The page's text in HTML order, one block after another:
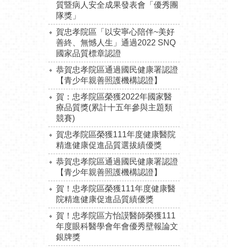
質暨病人安全成果發表會「優秀團
隊獎」
賀忠孝院區「以安寧心陪伴~美好
善終、無憾人生」通過2022 SNQ
國家品質標章認證
恭賀忠孝院區通過國民健康署認證
【青少年親善照護機構認證】
賀：忠孝院區榮獲2022年國家醫
療品質獎(累計十五年參與主題類
競賽)
賀忠孝院區榮獲111年度健康醫院
精進健康促進品質選拔績優獎
恭賀忠孝院區通過國民健康署認證
【青少年親善照護機構認證】
賀！忠孝院區榮獲111年度健康醫
院精進健康促進品質績優獎
賀！忠孝院區方怡謨醫師榮獲111
年度眼科醫學會年會優秀壁報論文
銀牌獎